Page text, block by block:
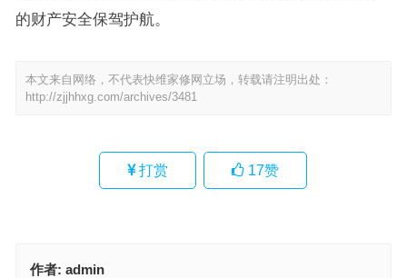
的财产安全保驾护航。
本文来自网络，不代表快维家修网立场，转载请注明出处：
http://zjjhhxg.com/archives/3481
打赏 17赞
作者: admin